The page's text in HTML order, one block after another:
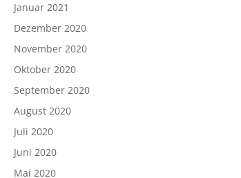
Januar 2021
Dezember 2020
November 2020
Oktober 2020
September 2020
August 2020
Juli 2020
Juni 2020
Mai 2020